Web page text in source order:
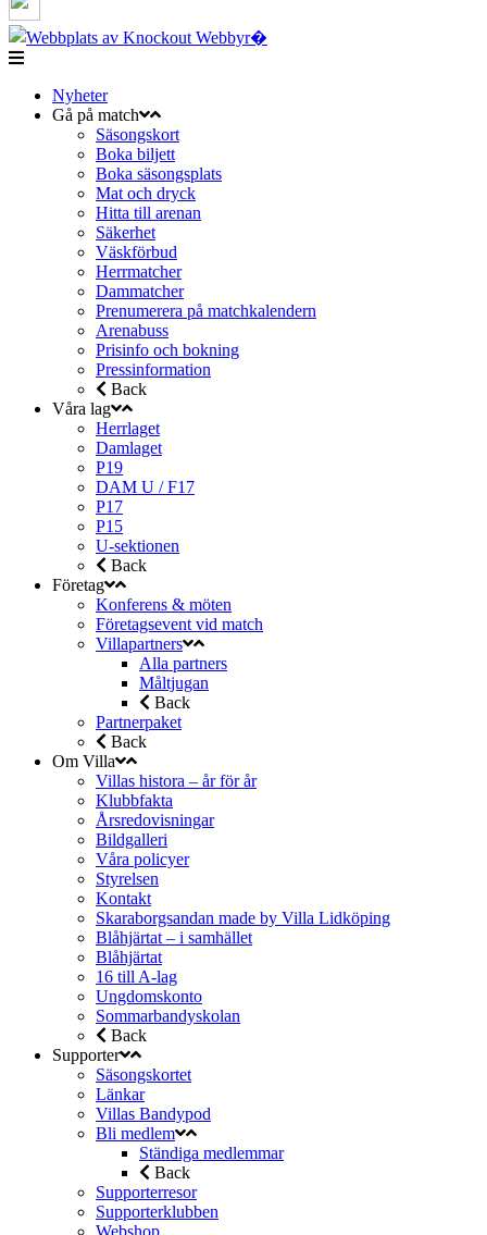
Nyheter
Gå på match
Säsongskort
Boka biljett
Boka säsongsplats
Mat och dryck
Hitta till arenan
Säkerhet
Väskförbud
Herrmatcher
Dammatcher
Prenumerera på matchkalendern
Arenabuss
Prisinfo och bokning
Pressinformation
Back
Våra lag
Herrlaget
Damlaget
P19
DAM U / F17
P17
P15
U-sektionen
Back
Företag
Konferens & möten
Företagsevent vid match
Villapartners
Alla partners
Måltjugan
Back
Partnerpaket
Back
Om Villa
Villas histora – år för år
Klubbfakta
Årsredovisningar
Bildgalleri
Våra policyer
Styrelsen
Kontakt
Skaraborgsandan made by Villa Lidköping
Blåhjärtat – i samhället
Blåhjärtat
16 till A-lag
Ungdomskonto
Sommarbandyskolan
Back
Supporter
Säsongskortet
Länkar
Villas Bandypod
Bli medlem
Ständiga medlemmar
Back
Supporterresor
Supporterklubben
Webshop